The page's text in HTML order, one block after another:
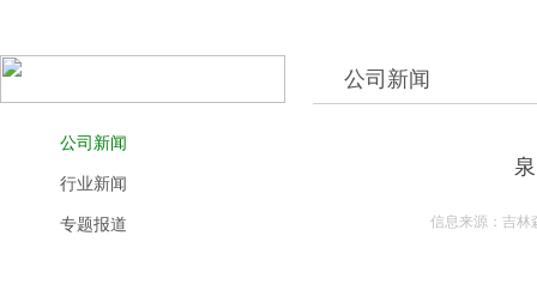
公司新闻
行业新闻
专题报道
公司新闻
信息来源：吉